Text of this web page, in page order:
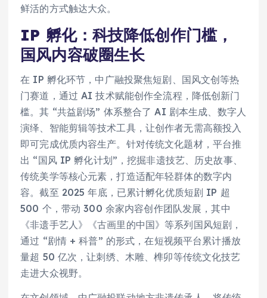
鲜活的方式触达大众。
IP 孵化：科技降低创作门槛，
国风内容破圈生长
在 IP 孵化环节，中广融投聚焦短剧、国风文创等热
门赛道，通过 AI 技术赋能创作全流程，降低创新门
槛。其 “共益剧场” 体系整合了 AI 剧本生成、数字人
演绎、智能剪辑等技术工具，让创作者无需高额投入
即可完成优质内容生产。针对传统文化题材，平台推
出 “国风 IP 孵化计划”，挖掘非遗技艺、历史故事、
传统美学等核心元素，打造适配年轻群体的数字内
容。截至 2025 年底，已累计孵化优质短剧 IP 超
500 个，带动 300 余家内容创作团队发展，其中
《非遗手艺人》《古画里的中国》等系列国风短剧，
通过 “剧情 + 科普” 的形式，在短视频平台累计播放
量超 50 亿次，让刺绣、木雕、榫卯等传统文化技艺
走进大众视野。